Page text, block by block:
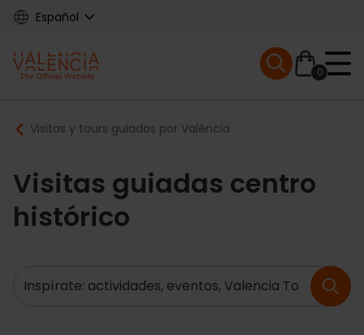
Skip
content
Español
Main
navigation
0
Mobile menu
Breadcrumb
Visitas y tours guiados por València
Visitas guiadas centro
histórico
Buscar